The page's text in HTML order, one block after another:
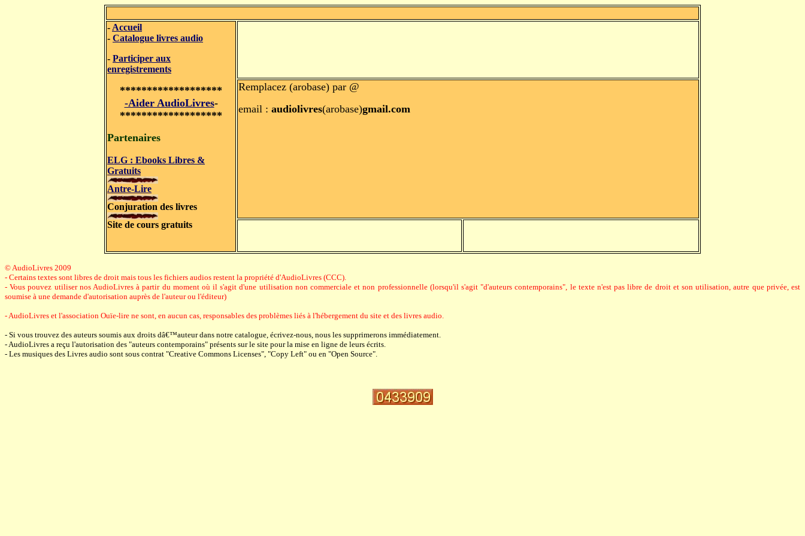
- Accueil
- Catalogue livres audio
- Participer aux
enregistrements
*******************
-Aider AudioLivres-
*******************
Partenaires
ELG : Ebooks Libres &
Gratuits
Antre-Lire
Conjuration des livres
Site de cours gratuits
Remplacez (arobase) par @
email : audiolivres(arobase)gmail.com
© AudioLivres 2009
- Certains textes sont libres de droit mais tous les fichiers audios restent la propriété d'AudioLivres (CCC).
- Vous pouvez utiliser nos AudioLivres à partir du moment où il s'agit d'une utilisation non commerciale et non professionnelle (lorsqu'il s'agit "d'auteurs contemporains", le texte n'est pas libre de droit et son utilisation, autre que privée, est
soumise à une demande d'autorisation auprès de l'auteur ou l'éditeur)
- AudioLivres et l'association Ouïe-lire ne sont, en aucun cas, responsables des problèmes liés à l'hébergement du site et des livres audio.
- Si vous trouvez des auteurs soumis aux droits dâ€™auteur dans notre catalogue, écrivez-nous, nous les supprimerons immédiatement.
- AudioLivres a reçu l'autorisation des "auteurs contemporains" présents sur le site pour la mise en ligne de leurs écrits.
- Les musiques des Livres audio sont sous contrat "Creative Commons Licenses", "Copy Left" ou en "Open Source".